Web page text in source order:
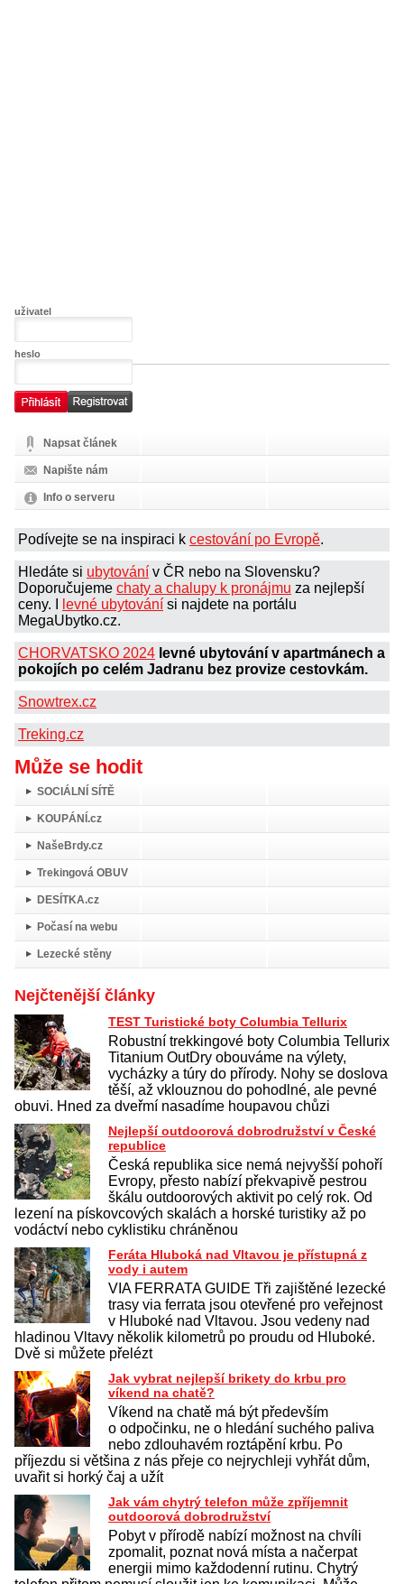
uživatel
heslo
Napsat článek
Napište nám
Info o serveru
Podívejte se na inspiraci k cestování po Evropě.
Hledáte si ubytování v ČR nebo na Slovensku?
Doporučujeme chaty a chalupy k pronájmu za nejlepší
ceny. I
levné ubytování si najdete na portálu
MegaUbytko.cz.
CHORVATSKO 2024 levné ubytování v apartmánech a
pokojích po celém Jadranu bez provize cestovkám.
Snowtrex.cz
Treking.cz
Může se hodit
SOCIÁLNÍ SÍTĚ
KOUPÁNÍ.cz
NašeBrdy.cz
Trekingová OBUV
DESÍTKA.cz
Počasí na webu
Lezecké stěny
Nejčtenější články
TEST Turistické boty Columbia Tellurix
Robustní trekkingové boty Columbia Tellurix
Titanium OutDry obouváme na výlety,
vycházky a túry do přírody. Nohy se doslova
těší, až vklouznou do pohodlné, ale pevné
obuvi. Hned za dveřmí nasadíme houpavou chůzi
Nejlepší outdoorová dobrodružství v České
republice
Česká republika sice nemá nejvyšší pohoří
Evropy, přesto nabízí překvapivě pestrou
škálu outdoorových aktivit po celý rok. Od
lezení na pískovcových skalách a horské turistiky až po
vodáctví nebo cyklistiku chráněnou
Feráta Hluboká nad Vltavou je přístupná z
vody i autem
VIA FERRATA GUIDE Tři zajištěné lezecké
trasy via ferrata jsou otevřené pro veřejnost
v Hluboké nad Vltavou. Jsou vedeny nad
hladinou Vltavy několik kilometrů po proudu od Hluboké.
Dvě si můžete přelézt
Jak vybrat nejlepší brikety do krbu pro
víkend na chatě?
Víkend na chatě má být především
o odpočinku, ne o hledání suchého paliva
nebo zdlouhavém roztápění krbu. Po
příjezdu si většina z nás přeje co nejrychleji vyhřát dům,
uvařit si horký čaj a užít
Jak vám chytrý telefon může zpříjemnit
outdoorová dobrodružství
Pobyt v přírodě nabízí možnost na chvíli
zpomalit, poznat nová místa a načerpat
energii mimo každodenní rutinu. Chytrý